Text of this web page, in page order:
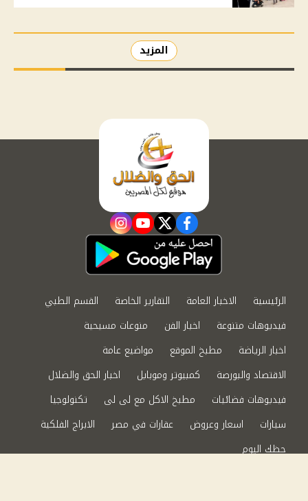
المزيد
facebook
twitter
youtube
instagram
الرئيسية الاخبار العامة التقارير الخاصة
القسم الطبي
فيديوهات متنوعة
اخبار الفن
منوعات مسيحية
اخبار الرياضة
مطبخ الموقع
مواضيع عامة
الاقتصاد والبورصة
كمبيوتر وموبايل
اخبار الحق والضلال
فيديوهات فضائيات
مطبخ الاكل مع لى لى
تكنولوجيا
سيارات
اسعار وعروض عقارات في مصر
الابراج الفلكية
حظك اليوم